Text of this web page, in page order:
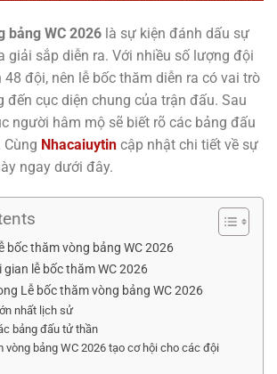
bảng WC 2026 là sự kiện đánh dấu sự
giải sắp diễn ra. Với nhiều số lượng đội
đội, nên lễ bốc thăm diễn ra có vai trò
đến cục diện chung của trận đấu. Sau
người hâm mộ sẽ biết rõ các bảng đấu
Nhacaiuytin cập nhật chi tiết về sự
ngay dưới đây.
bốc thăm vòng bảng WC 2026
lễ bốc thăm WC 2026
Lễ bốc thăm vòng bảng WC 2026
nhất lịch sử
bảng đấu tử thần
vòng bảng WC 2026 tạo cơ hội cho các đội